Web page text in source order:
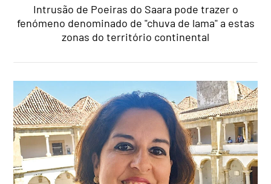
Intrusão de Poeiras do Saara pode trazer o
fenómeno denominado de "chuva de lama" a estas
zonas do território continental